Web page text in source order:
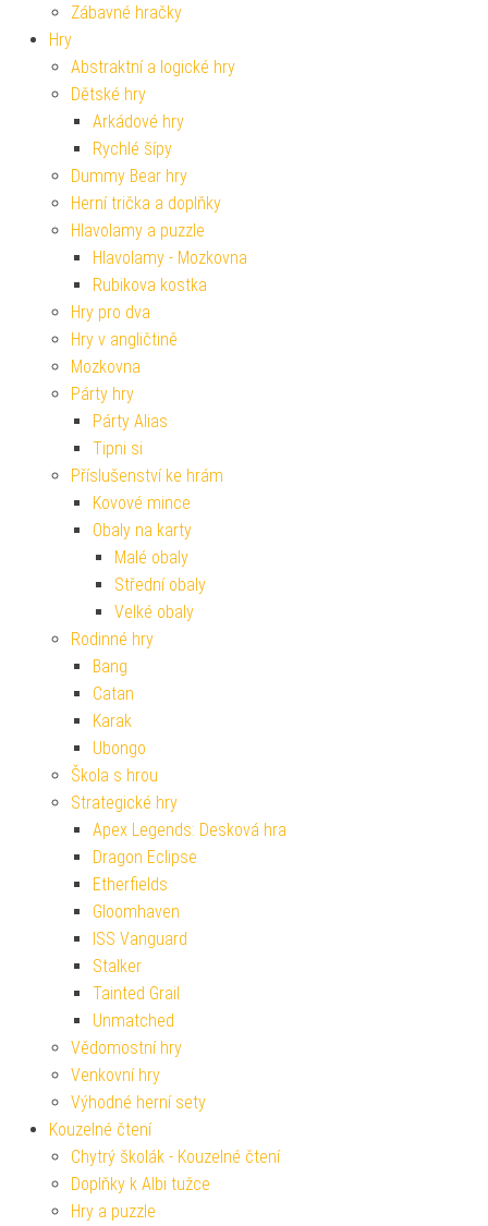
Zábavné hračky
Hry
Abstraktní a logické hry
Dětské hry
Arkádové hry
Rychlé šípy
Dummy Bear hry
Herní trička a doplňky
Hlavolamy a puzzle
Hlavolamy - Mozkovna
Rubikova kostka
Hry pro dva
Hry v angličtině
Mozkovna
Párty hry
Párty Alias
Tipni si
Příslušenství ke hrám
Kovové mince
Obaly na karty
Malé obaly
Střední obaly
Velké obaly
Rodinné hry
Bang
Catan
Karak
Ubongo
Škola s hrou
Strategické hry
Apex Legends: Desková hra
Dragon Eclipse
Etherfields
Gloomhaven
ISS Vanguard
Stalker
Tainted Grail
Unmatched
Vědomostní hry
Venkovní hry
Výhodné herní sety
Kouzelné čtení
Chytrý školák - Kouzelné čtení
Doplňky k Albi tužce
Hry a puzzle